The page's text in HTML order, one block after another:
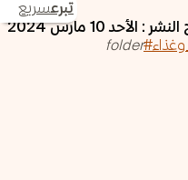
تبرعسريع
: الأحد 10 مارس 2024
folder